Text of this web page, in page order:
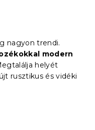
nagyon trendi.
modern
helyét
rusztikus és vidéki